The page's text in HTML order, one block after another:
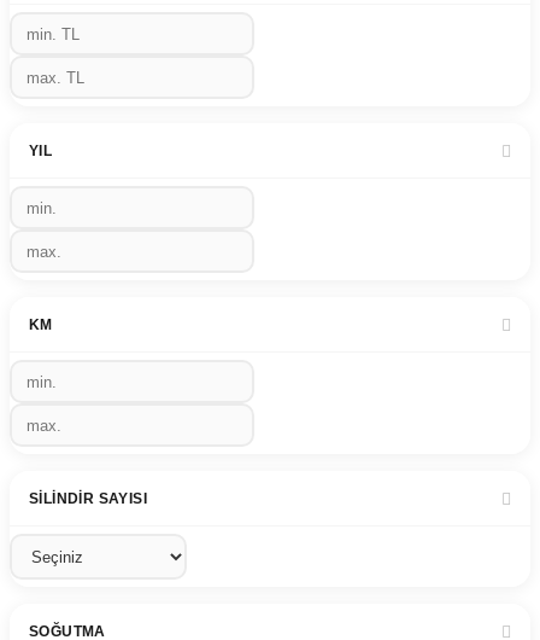
YIL
KM
SILINDIR SAYISI
SOĞUTMA